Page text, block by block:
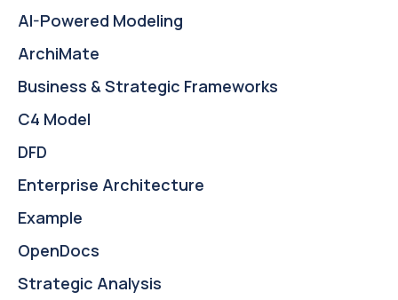
AI-Powered Modeling
ArchiMate
Business & Strategic Frameworks
C4 Model
DFD
Enterprise Architecture
Example
OpenDocs
Strategic Analysis